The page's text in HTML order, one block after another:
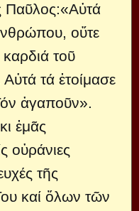
Παῦλος:«Αὐτά
οὔτε
τοῦ
τά ἑτοίμασε
ἀγαποῦν».
ἐμᾶς
οὐράνιες
τῆς
καί ὅλων τῶν